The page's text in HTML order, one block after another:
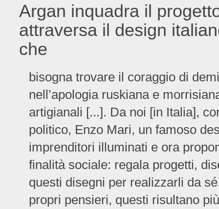
Argan inquadra il
attraversa il design
che
bisogna trovare il coraggio di
nell’apologia ruskiana e
artigianali [...]. Da noi [in Italia],
politico, Enzo Mari, un famoso
imprenditori illuminati e ora
finalità sociale: regala progetti,
questi disegni per realizzarli da
propri pensieri, questi risultano